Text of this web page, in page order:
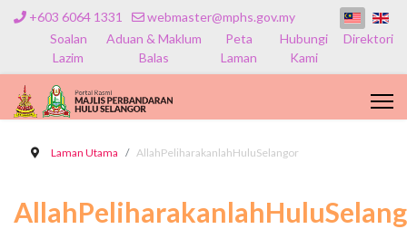
+603 6064 1331
webmaster@mphs.gov.my
Soalan
Lazim
Aduan & Maklum
Balas
Peta
Laman
Hubungi
Kami
Direktori
Laman Utama AllahPeliharakanlahHuluSelangor